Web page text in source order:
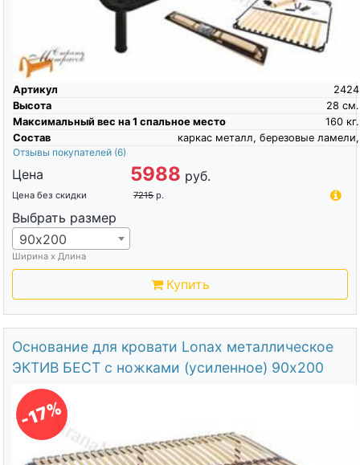
Артикул
2424
Высота
см.
28
Максимальный вес на 1 спальное место
кг.
160
Состав
каркас металл, березовые ламели,
Отзывы покупателей (6)
Цена 5988 руб.
Цена без скидки 7215 р.
Выбрать размер
90х200
Ширина х Длина
Купить
Основание для кровати Lonax металлическое
ЭКТИВ БЕСТ с ножками (усиленное) 90х200
-17%